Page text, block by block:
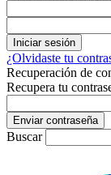
¿Olvidaste tu
Recuperación de
Recupera tu
Buscar